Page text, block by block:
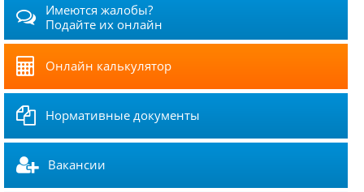
Имеются жалобы?
Подайте их онлайн
Онлайн калькулятор
Нормативные документы
Вакансии